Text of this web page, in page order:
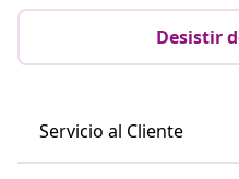
Desistir
Servicio al Cliente